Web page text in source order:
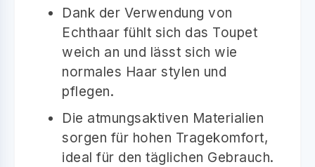
Dank der Verwendung von
Echthaar fühlt sich das Toupet
weich an und lässt sich wie
normales Haar stylen und
pflegen.
Die atmungsaktiven Materialien
sorgen für hohen Tragekomfort,
ideal für den täglichen Gebrauch.